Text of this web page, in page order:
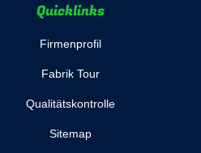
Quicklinks
Firmenprofil
Fabrik Tour
Qualitätskontrolle
Sitemap